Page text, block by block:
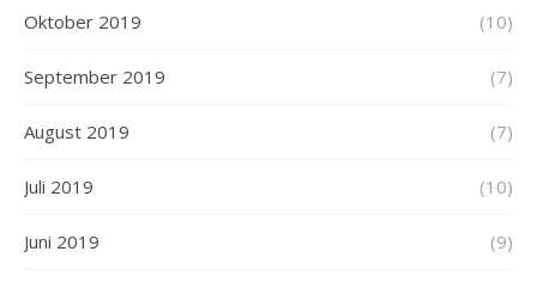
Oktober 2019 (10)
September 2019 (7)
August 2019 (7)
Juli 2019 (10)
Juni 2019 (9)